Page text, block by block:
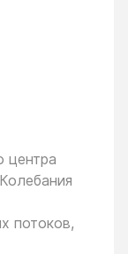
центра
потоков,